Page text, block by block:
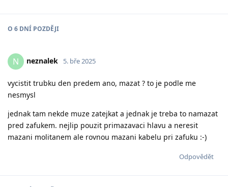
O 6 DNÍ POZDĚJI
N neznalek 5. bře 2025
vycistit trubku den predem ano, mazat ? to je podle me
nesmysl
jednak tam nekde muze zatejkat a jednak je treba to namazat
pred zafukem. nejlip pouzit primazavaci hlavu a neresit
mazani molitanem ale rovnou mazani kabelu pri zafuku :-)
Odpovědět